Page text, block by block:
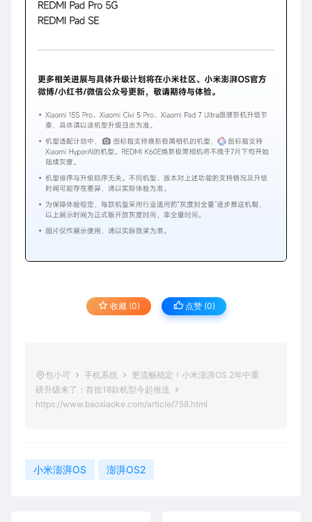
收藏 (0) 点赞 (0)
包小可 手机系统
更流畅稳定！小米澎湃OS 2年中重
磅升级来了：首批18款机型今起推送
https://www.baoxiaoke.com/article/758.html
小米澎湃OS 澎湃OS2